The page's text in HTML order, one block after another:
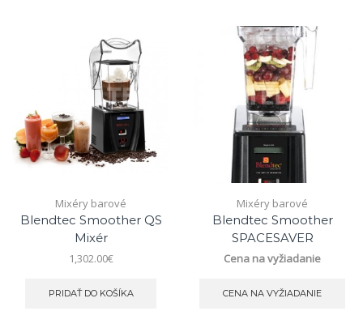
Mixéry barové
Blendtec Smoother QS
Mixér
1,302.00€
PRIDAŤ DO KOŠÍKA
Mixéry barové
Blendtec Smoother
SPACESAVER
Cena na vyžiadanie
CENA NA VYŽIADANIE